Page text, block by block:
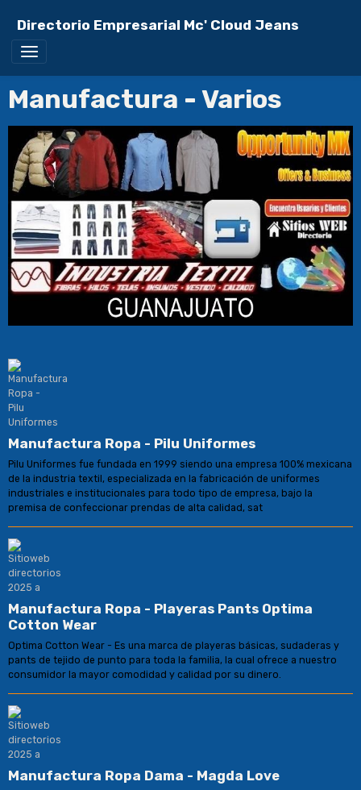
Directorio Empresarial Mc' Cloud Jeans
Manufactura - Varios
Manufactura Ropa - Pilu Uniformes
Pilu Uniformes fue fundada en 1999 siendo una empresa 100% mexicana
de la industria textil, especializada en la fabricación de uniformes
industriales e institucionales para todo tipo de empresa, bajo la
premisa de confeccionar prendas de alta calidad, sat
Manufactura Ropa - Playeras Pants Optima
Cotton Wear
Optima Cotton Wear - Es una marca de playeras básicas, sudaderas y
pants de tejido de punto para toda la familia, la cual ofrece a nuestro
consumidor la mayor comodidad y calidad por su dinero.
Manufactura Ropa Dama - Magda Love